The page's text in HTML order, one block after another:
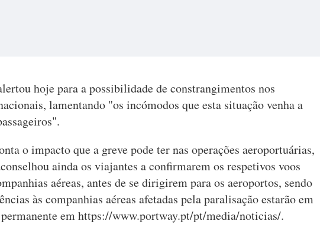
hoje para a possibilidade de constrangimentos nos
lamentando "os incómodos que esta situação venha a
o impacto que a greve pode ter nas operações aeroportuárias,
ainda os viajantes a confirmarem os respetivos voos
aéreas, antes de se dirigirem para os aeroportos, sendo
às companhias aéreas afetadas pela paralisação estarão em
em https://www.portway.pt/pt/media/noticias/.